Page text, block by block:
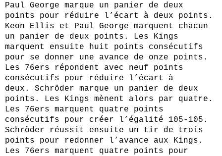
Paul George marque un panier de deux
points pour réduire l’écart à deux points.
Keon Ellis et Paul George marquent chacun
un panier de deux points. Les Kings
marquent ensuite huit points consécutifs
pour se donner une avance de onze points.
Les 76ers répondent avec neuf points
consécutifs pour réduire l’écart à
deux. Schröder marque un panier de deux
points. Les Kings mènent alors par quatre.
Les 76ers marquent quatre points
consécutifs pour créer l’égalité 105-105.
Schröder réussit ensuite un tir de trois
points pour redonner l’avance aux Kings.
Les 76ers marquent quatre points pour